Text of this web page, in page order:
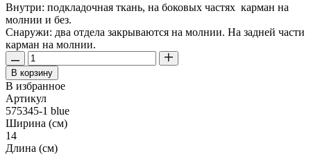
Внутри: подкладочная ткань, на боковых частях карман на
молнии и без.
Снаружи: два отдела закрываются на молнии. На задней части
карман на молнии.
В корзину
В избранное
Артикул
575345-1 blue
Ширина (см)
14
Длина (см)